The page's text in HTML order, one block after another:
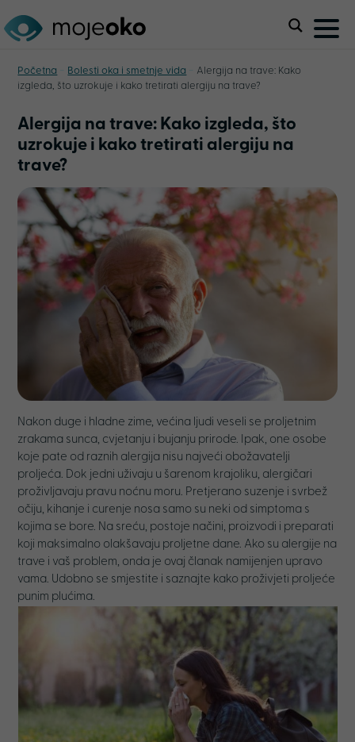
Početna Bolesti oka i smetnje vida
Alergija na trave: Kako
izgleda, što uzrokuje i kako tretirati alergiju na trave?
Alergija na trave: Kako izgleda, što
uzrokuje i kako tretirati alergiju na
trave?
Nakon duge i hladne zime, većina ljudi veseli se proljetnim
zrakama sunca, cvjetanju i bujanju prirode. Ipak, one osobe
koje pate od raznih alergija nisu najveći obožavatelji
proljeća. Dok jedni uživaju u šarenom krajoliku, alergičari
proživljavaju pravu noćnu moru. Pretjerano suzenje i svrbež
očiju, kihanje i curenje nosa samo su neki od simptoma s
kojima se bore. Na sreću, postoje načini, proizvodi i preparati
koji maksimalno olakšavaju proljetne dane. Ako su alergije na
trave i vaš problem, onda je ovaj članak namijenjen upravo
vama. Udobno se smjestite i saznajte kako proživjeti proljeće
punim plućima.